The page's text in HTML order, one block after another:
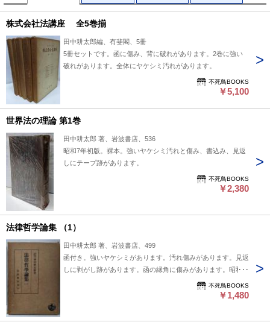
株式会社法講座 全5巻揃
田中耕太郎編、有斐閣、5冊
5冊セットです。函に傷み、背に破れがあります。2巻に強い
破れがあります。全体にヤケシミ汚れがあります。
不死鳥BOOKS
￥5,100
世界法の理論 第1巻
田中耕太郎 著、岩波書店、536
昭和7年初版。裸本。強いヤケシミ汚れと傷み、書込み、見返
しにテープ跡があります。
不死鳥BOOKS
￥2,380
法律哲学論集 （1）
田中耕太郎 著、岩波書店、499
函付き。強いヤケシミがあります。汚れ傷みがあります。見返
しに剥がし跡があります。函の縁角に傷みがあります。昭和
不死鳥BOOKS
￥1,480